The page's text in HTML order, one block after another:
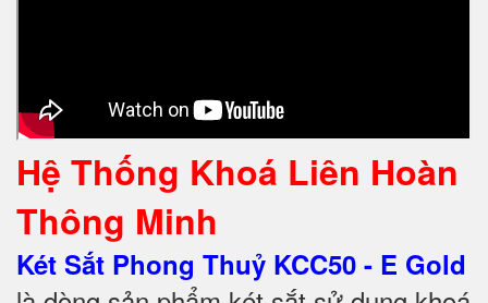
Hệ Thống Khoá Liên Hoàn
Thông Minh
Két Sắt Phong Thuỷ KCC50 - E Gold